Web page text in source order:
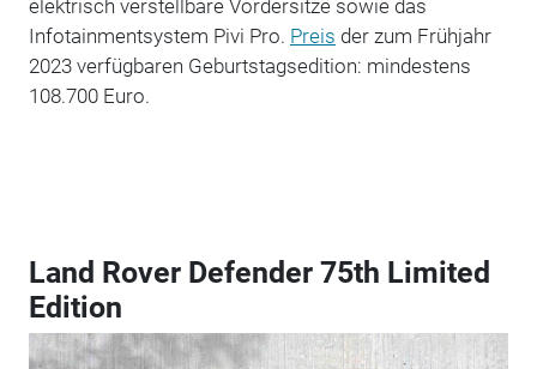
elektrisch verstellbare Vordersitze sowie das
Infotainmentsystem Pivi Pro. Preis der zum Frühjahr
2023 verfügbaren Geburtstagsedition: mindestens
108.700 Euro.
Land Rover Defender 75th Limited
Edition